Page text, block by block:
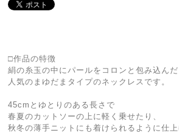
□作品の特徴
絹の糸玉の中にパールをコロンと包み込んだ
人気のまゆだまタイプのネックレスです。
45cmとゆとりのある長さで
春夏のカットソーの上に軽く乗せたり、
秋冬の薄手ニットにも着けられるように仕上